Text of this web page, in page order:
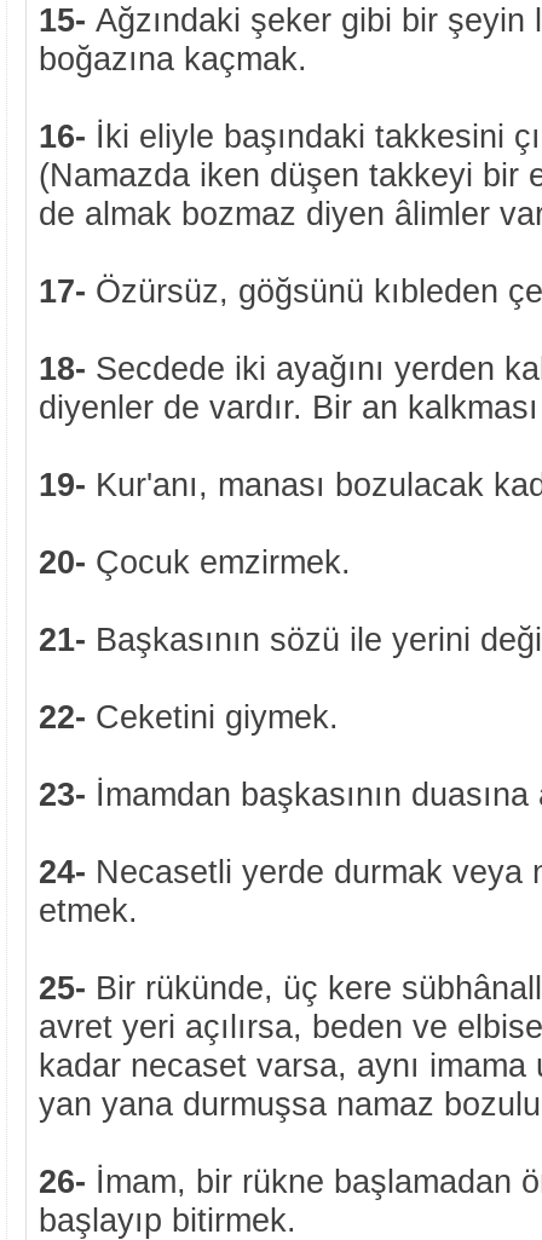
15- Ağzındaki şeker gibi bir
boğazına kaçmak.
16- İki eliyle başındaki takkesini
(Namazda iken düşen takkeyi bir
de almak bozmaz diyen âlimler
17- Özürsüz, göğsünü kıbleden
18- Secdede iki ayağını yerden
diyenler de vardır. Bir an
19- Kur'anı, manası bozulacak
20- Çocuk emzirmek.
21- Başkasının sözü ile yerini
22- Ceketini giymek.
23- İmamdan başkasının
24- Necasetli yerde durmak veya
etmek.
25- Bir rükünde, üç kere
avret yeri açılırsa, beden ve
kadar necaset varsa, aynı imama
yan yana durmuşsa namaz
26- İmam, bir rükne başlamadan
başlayıp bitirmek.